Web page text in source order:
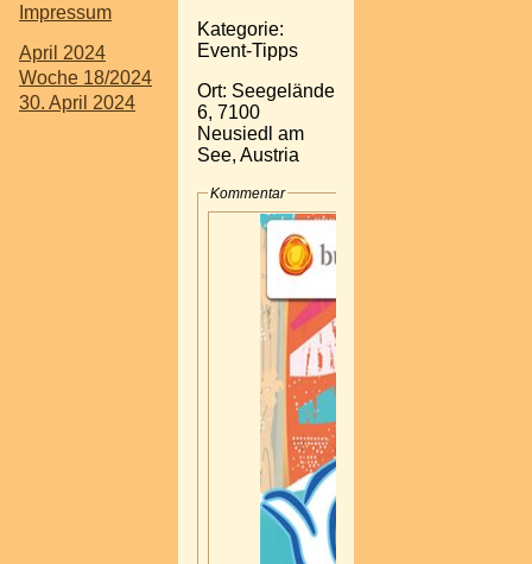
Impressum
April 2024
Woche 18/2024
30. April 2024
Kategorie:
Event-Tipps
Ort: Seegelände
6, 7100
Neusiedl am
See, Austria
Kommentar